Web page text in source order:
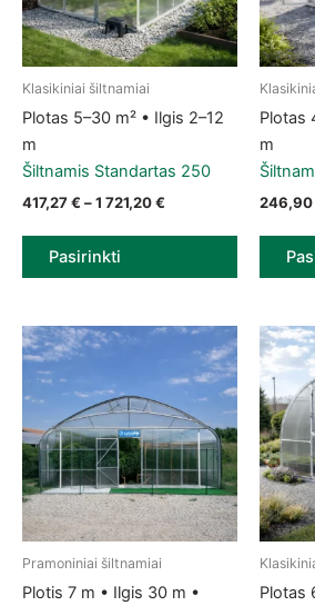
Klasikiniai šiltnamiai
Šiltnamis Standartas 250
Plotas 5–30 m² • Ilgis 2–12
m
417,27€ –1 721,20€ Price range: 417,27
Pasirinkti
This product has multiple variants.
Plotas
m
246,90
This
Pramoniniai šiltnamiai
Plotis 7 m • Ilgis 30 m •
This product has multiple variants.
Plotas
This